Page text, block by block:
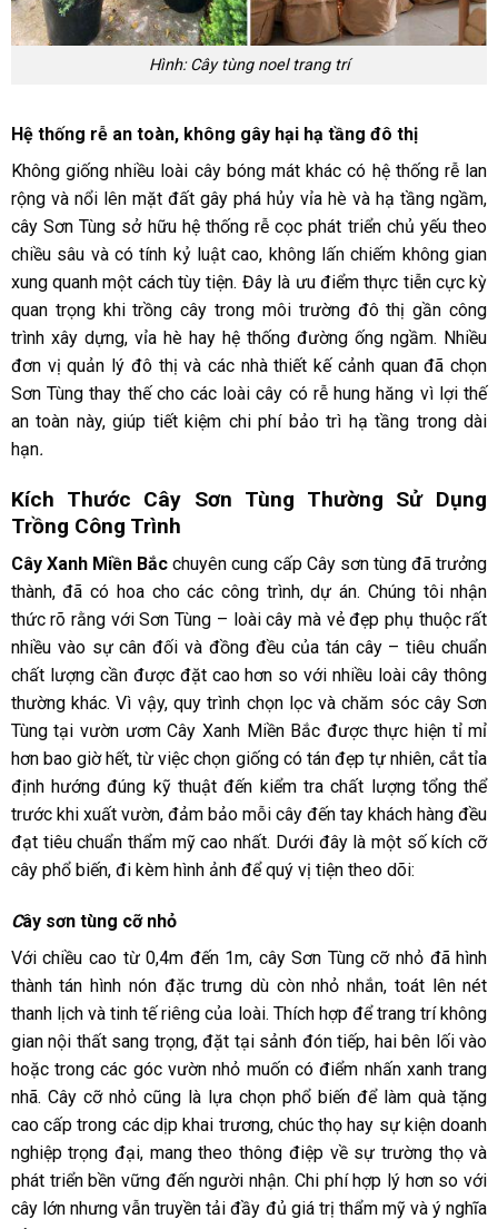
Hình: Cây tùng noel trang trí
Hệ thống rễ an toàn, không gây hại hạ tầng đô thị
Không giống nhiều loài cây bóng mát khác có hệ thống rễ lan
rộng và nổi lên mặt đất gây phá hủy vỉa hè và hạ tầng ngầm,
cây Sơn Tùng sở hữu hệ thống rễ cọc phát triển chủ yếu theo
chiều sâu và có tính kỷ luật cao, không lấn chiếm không gian
xung quanh một cách tùy tiện. Đây là ưu điểm thực tiễn cực kỳ
quan trọng khi trồng cây trong môi trường đô thị gần công
trình xây dựng, vỉa hè hay hệ thống đường ống ngầm. Nhiều
đơn vị quản lý đô thị và các nhà thiết kế cảnh quan đã chọn
Sơn Tùng thay thế cho các loài cây có rễ hung hăng vì lợi thế
an toàn này, giúp tiết kiệm chi phí bảo trì hạ tầng trong dài
hạn.
Kích Thước Cây Sơn Tùng Thường Sử Dụng
Trồng Công Trình
Cây Xanh Miền Bắc chuyên cung cấp Cây sơn tùng đã trưởng
thành, đã có hoa cho các công trình, dự án. Chúng tôi nhận
thức rõ rằng với Sơn Tùng – loài cây mà vẻ đẹp phụ thuộc rất
nhiều vào sự cân đối và đồng đều của tán cây – tiêu chuẩn
chất lượng cần được đặt cao hơn so với nhiều loài cây thông
thường khác. Vì vậy, quy trình chọn lọc và chăm sóc cây Sơn
Tùng tại vườn ươm Cây Xanh Miền Bắc được thực hiện tỉ mỉ
hơn bao giờ hết, từ việc chọn giống có tán đẹp tự nhiên, cắt tỉa
định hướng đúng kỹ thuật đến kiểm tra chất lượng tổng thể
trước khi xuất vườn, đảm bảo mỗi cây đến tay khách hàng đều
đạt tiêu chuẩn thẩm mỹ cao nhất. Dưới đây là một số kích cỡ
cây phổ biến, đi kèm hình ảnh để quý vị tiện theo dõi:
Cây sơn tùng cỡ nhỏ
Với chiều cao từ 0,4m đến 1m, cây Sơn Tùng cỡ nhỏ đã hình
thành tán hình nón đặc trưng dù còn nhỏ nhắn, toát lên nét
thanh lịch và tinh tế riêng của loài. Thích hợp để trang trí không
gian nội thất sang trọng, đặt tại sảnh đón tiếp, hai bên lối vào
hoặc trong các góc vườn nhỏ muốn có điểm nhấn xanh trang
nhã. Cây cỡ nhỏ cũng là lựa chọn phổ biến để làm quà tặng
cao cấp trong các dịp khai trương, chúc thọ hay sự kiện doanh
nghiệp trọng đại, mang theo thông điệp về sự trường thọ và
phát triển bền vững đến người nhận. Chi phí hợp lý hơn so với
cây lớn nhưng vẫn truyền tải đầy đủ giá trị thẩm mỹ và ý nghĩa